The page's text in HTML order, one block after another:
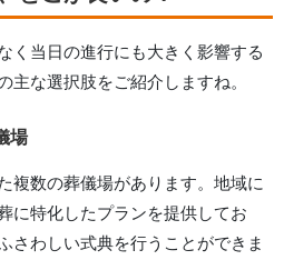
く当日の進行にも大きく影響する
主な選択肢をご紹介しますね。
場
複数の葬儀場があります。地域に
に特化したプランを提供してお
さわしい式典を行うことができま